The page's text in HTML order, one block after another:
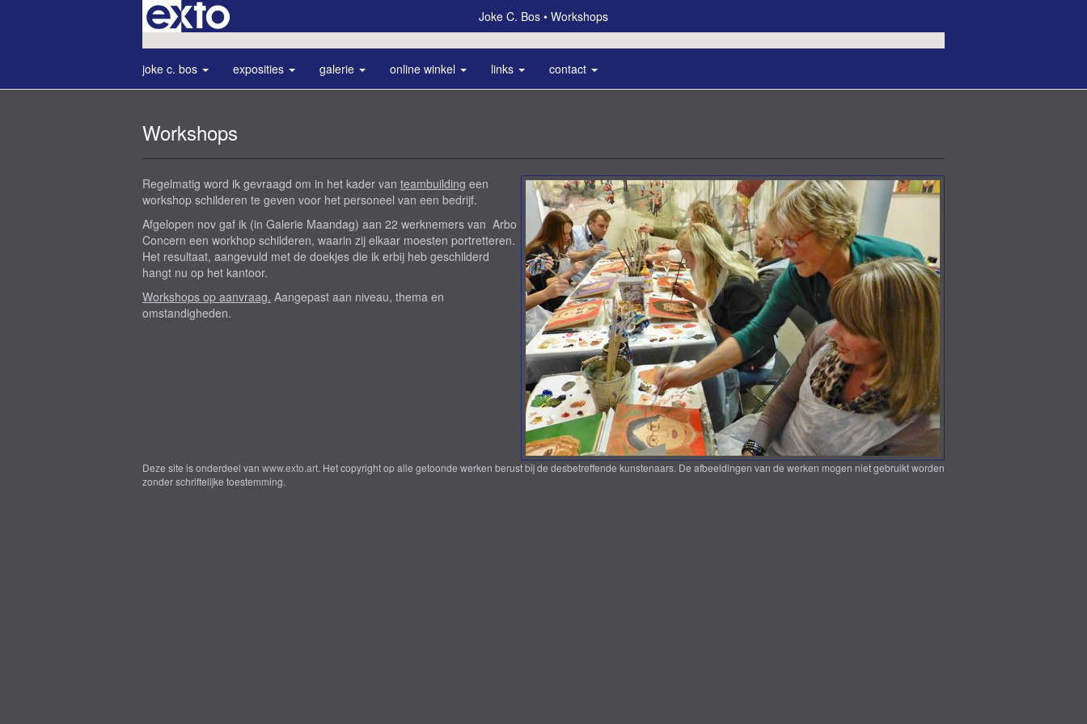
Joke C. Bos Workshops
joke c. bos exposities galerie online winkel links contact
Workshops
Regelmatig word ik gevraagd om in het kader van teambuilding een
workshop schilderen te geven voor het personeel van een bedrijf.
Afgelopen nov gaf ik (in Galerie Maandag) aan 22 werknemers van Arbo
Concern een workhop schilderen, waarin zij elkaar moesten portretteren.
Het resultaat, aangevuld met de doekjes die ik erbij heb geschilderd
hangt nu op het kantoor.
Workshops op aanvraag. Aangepast aan niveau, thema en
omstandigheden.
Deze site is onderdeel van www.exto.art. Het copyright op alle getoonde werken berust bij de desbetreffende kunstenaars. De afbeeldingen van de werken mogen niet gebruikt worden
zonder schriftelijke toestemming.